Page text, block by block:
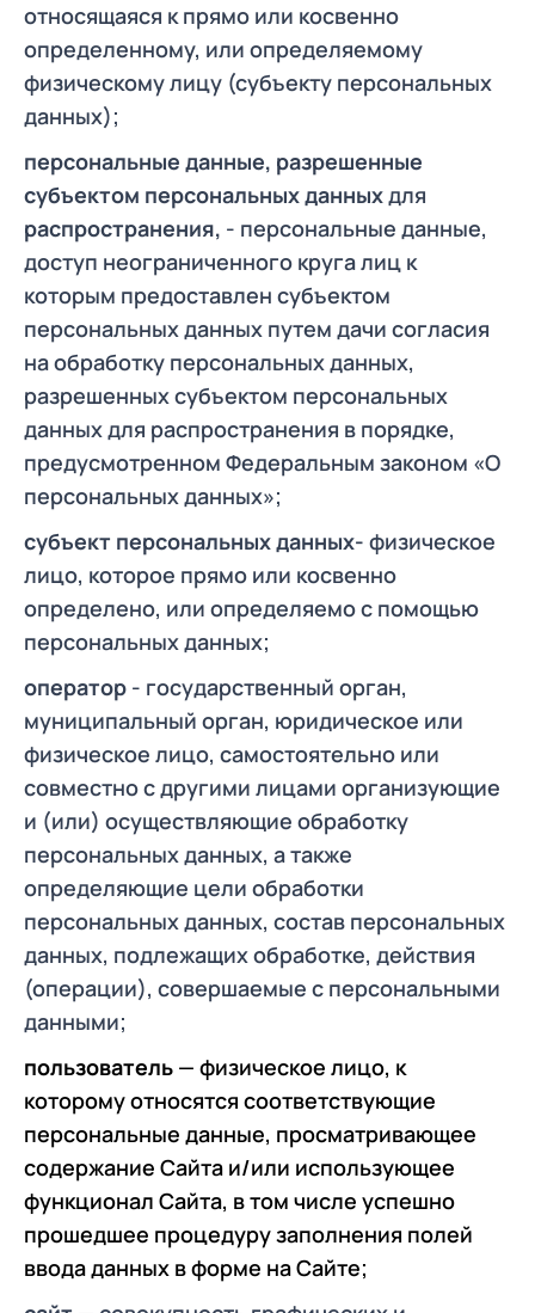
относящаяся к прямо или косвенно
определенному, или определяемому
физическому лицу (субъекту персональных
данных);
персональные данные, разрешенные
субъектом персональных данныхдля
распространения, - персональные данные,
доступ неограниченного круга лиц к
которым предоставлен субъектом
персональных данных путем дачи согласия
на обработку персональных данных,
разрешенных субъектом персональных
данных для распространения в порядке,
предусмотренном Федеральным законом «О
персональных данных»;
субъект персональных данных- физическое
лицо, которое прямо или косвенно
определено, или определяемо с помощью
персональных данных;
оператор - государственный орган,
муниципальный орган, юридическое или
физическое лицо, самостоятельно или
совместно с другими лицами организующие
и (или) осуществляющие обработку
персональных данных, а также
определяющие цели обработки
персональных данных, состав персональных
данных, подлежащих обработке, действия
(операции), совершаемые с персональными
данными;
пользователь — физическое лицо, к
которому относятся соответствующие
персональные данные, просматривающее
содержание Сайта и/или использующее
функционал Сайта, в том числе успешно
прошедшее процедуру заполнения полей
ввода данных в форме на Сайте;